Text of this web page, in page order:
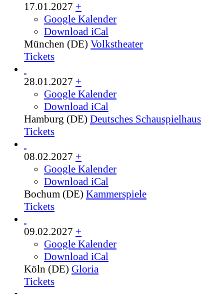
17.01.2027 +
Google Kalender
Download iCal
München (DE) Volkstheater
Tickets
28.01.2027 +
Google Kalender
Download iCal
Hamburg (DE) Deutsches Schauspielhaus
Tickets
08.02.2027 +
Google Kalender
Download iCal
Bochum (DE) Kammerspiele
Tickets
09.02.2027 +
Google Kalender
Download iCal
Köln (DE) Gloria
Tickets